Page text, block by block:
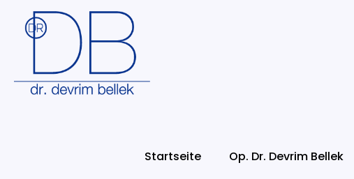
Startseite Op. Dr. Devrim Bellek